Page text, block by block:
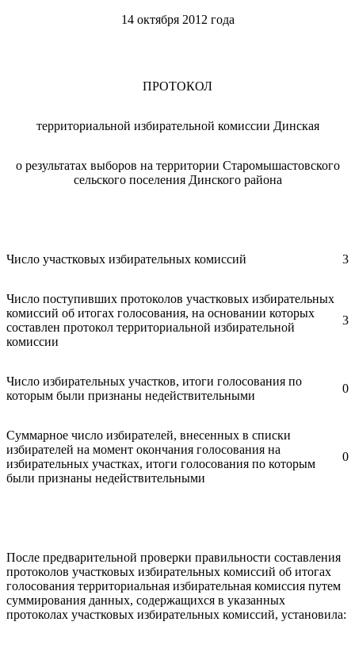
14 октября 2012 года
ПРОТОКОЛ
территориальной избирательной комиссии Динская
о результатах выборов на территории Старомышастовского
сельского поселения Динского района
Число участковых избирательных комиссий 3
Число поступивших протоколов участковых избирательных
комиссий об итогах голосования, на основании которых
составлен протокол территориальной избирательной
комиссии
3
Число избирательных участков, итоги голосования по
которым были признаны недействительными
0
Суммарное число избирателей, внесенных в списки
избирателей на момент окончания голосования на
избирательных участках, итоги голосования по которым
были признаны недействительными
0
После предварительной проверки правильности составления
протоколов участковых избирательных комиссий об итогах
голосования территориальная избирательная комиссия путем
суммирования данных, содержащихся в указанных
протоколах участковых избирательных комиссий, установила: